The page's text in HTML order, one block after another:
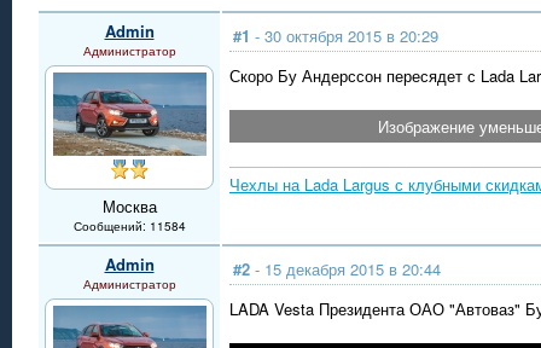
Admin
Администратор
Москва
Сообщений: 11584
#1 - 30 октября 2015 в 20:29
Скоро Бу Андерссон пересядет с Lada
Изображение
Чехлы на Lada Largus с клубными
Admin
Администратор
#2 - 15 декабря 2015 в 20:44
LADA Vesta Президента ОАО "Автоваз"